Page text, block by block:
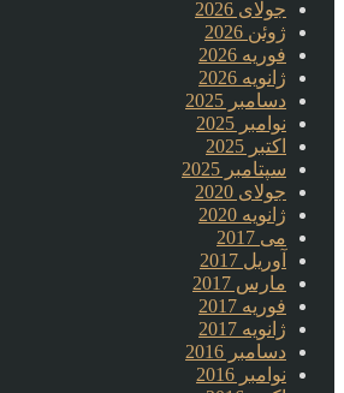
جولای 2026
ژوئن 2026
فوریه 2026
ژانویه 2026
دسامبر 2025
نوامبر 2025
اکتبر 2025
سپتامبر 2025
جولای 2020
ژانویه 2020
می 2017
آوریل 2017
مارس 2017
فوریه 2017
ژانویه 2017
دسامبر 2016
نوامبر 2016